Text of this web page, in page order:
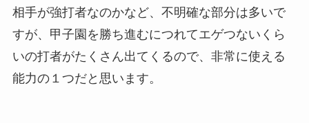
相手が強打者なのかなど、不明確な部分は多いで
すが、甲子園を勝ち進むにつれてエゲつないくら
いの打者がたくさん出てくるので、非常に使える
能力の１つだと思います。